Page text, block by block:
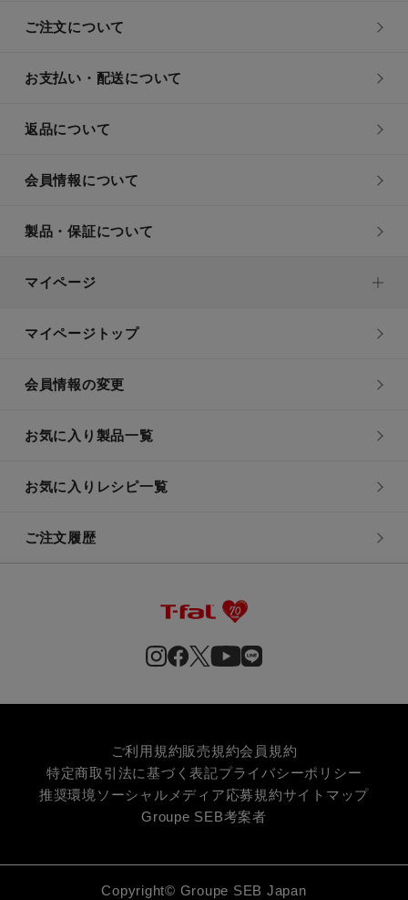
ご注文について
お支払い・配送について
返品について
会員情報について
製品・保証について
マイページ
マイページトップ
会員情報の変更
お気に入り製品一覧
お気に入りレシピ一覧
ご注文履歴
ご利用規約販売規約会員規約
特定商取引法に基づく表記プライバシーポリシー
推奨環境 ソーシャルメディア応募規約サイトマップ
Groupe SEB考案者
Copyright© Groupe SEB Japan